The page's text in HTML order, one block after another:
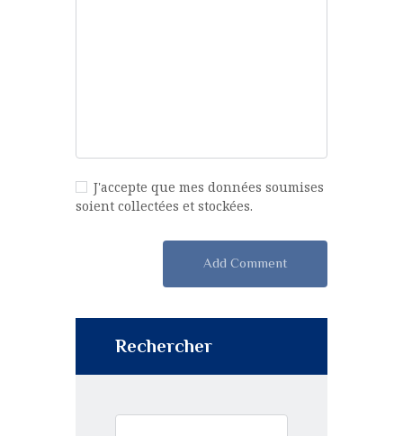
J'accepte que mes données soumises
soient collectées et stockées.
Rechercher